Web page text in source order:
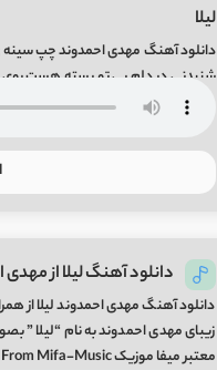
لیلا
دانلود آهنگ مهدی احمدوند چپ سینه ی
شنیدنی در دلم بی تو بسته هست روی
موزیک Chap Sine Song By Mehdi Ahmadvand
دانلود آهنگ لیلا از
دانلود آهنگ مهدی احمدوند لیلا از
معتبر میفا موزیک Leila Song By Mehdi Ahmadvand From Mifa-Music